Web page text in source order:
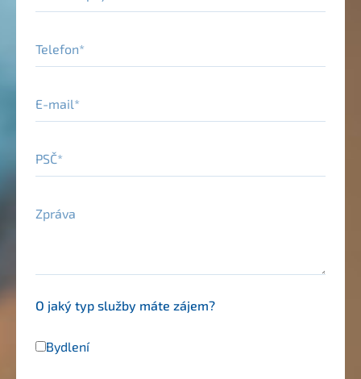
Telefon
E-mail
PSČ
Zpráva
O jaký typ služby máte zájem?
Bydlení